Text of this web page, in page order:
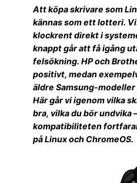
Att köpa skrivare som
kännas som ett lotteri.
klockrent direkt i
knappt går att få igång
felsökning. HP och
positivt, medan
äldre Samsung-modeller
Här går vi igenom vilka
bra, vilka du bör undvika
kompatibiliteten
på Linux och ChromeOS.